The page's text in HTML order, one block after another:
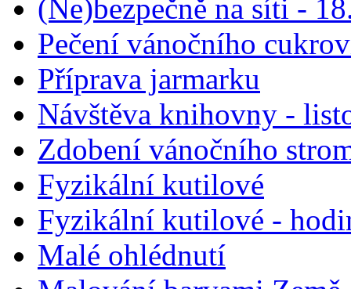
(Ne)bezpečně na síti -
Pečení vánočního
Příprava jarmarku
Návštěva knihovny -
Zdobení vánočního
Fyzikální kutilové
Fyzikální kutilové -
Malé ohlédnutí